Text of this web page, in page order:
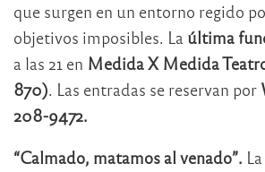
que surgen en un entorno regido
objetivos imposibles. La última
a las 21 en Medida X Medida
870). Las entradas se reservan por
208-9472.
“Calmado, matamos al venado”.